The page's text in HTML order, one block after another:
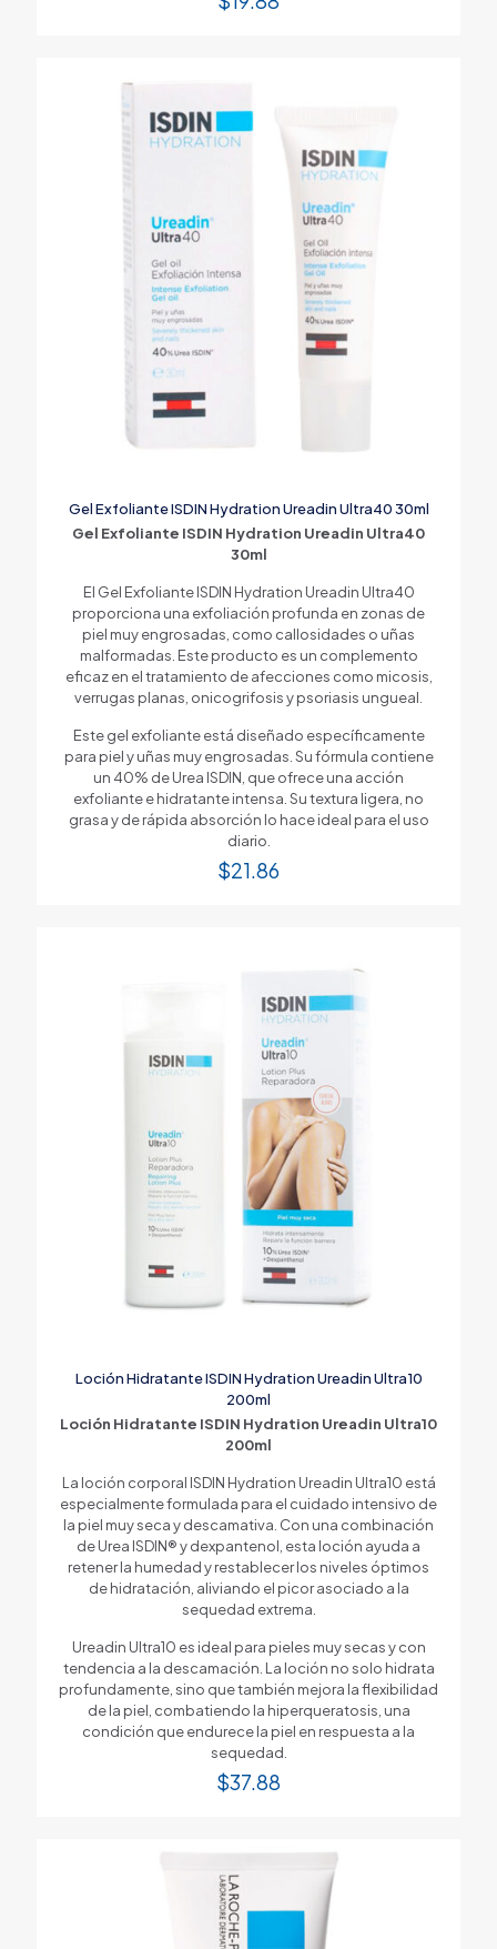
Gel Exfoliante ISDIN Hydration Ureadin Ultra40 30ml
Gel Exfoliante ISDIN Hydration Ureadin Ultra40
30ml
El Gel Exfoliante ISDIN Hydration Ureadin Ultra40
proporciona una exfoliación profunda en zonas de
piel muy engrosadas, como callosidades o uñas
malformadas. Este producto es un complemento
eficaz en el tratamiento de afecciones como micosis,
verrugas planas, onicogrifosis y psoriasis ungueal.
Este gel exfoliante está diseñado específicamente
para piel y uñas muy engrosadas. Su fórmula contiene
un 40% de Urea ISDIN, que ofrece una acción
exfoliante e hidratante intensa. Su textura ligera, no
grasa y de rápida absorción lo hace ideal para el uso
diario.
$21.86
Loción Hidratante ISDIN Hydration Ureadin Ultra10
200ml
Loción Hidratante ISDIN Hydration Ureadin Ultra10
200ml
La loción corporal ISDIN Hydration Ureadin Ultra10 está
especialmente formulada para el cuidado intensivo de
la piel muy seca y descamativa. Con una combinación
de Urea ISDIN® y dexpantenol, esta loción ayuda a
retener la humedad y restablecer los niveles óptimos
de hidratación, aliviando el picor asociado a la
sequedad extrema.
Ureadin Ultra10 es ideal para pieles muy secas y con
tendencia a la descamación. La loción no solo hidrata
profundamente, sino que también mejora la flexibilidad
de la piel, combatiendo la hiperqueratosis, una
condición que endurece la piel en respuesta a la
sequedad.
$37.88